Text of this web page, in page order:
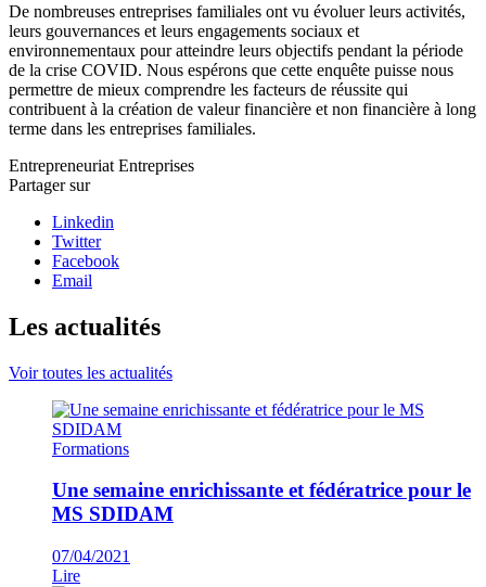
De nombreuses entreprises familiales ont vu évoluer leurs activités,
leurs gouvernances et leurs engagements sociaux et
environnementaux pour atteindre leurs objectifs pendant la période
de la crise COVID. Nous espérons que cette enquête puisse nous
permettre de mieux comprendre les facteurs de réussite qui
contribuent à la création de valeur financière et non financière à long
terme dans les entreprises familiales.
Entrepreneuriat Entreprises
Partager sur
Linkedin
Twitter
Facebook
Email
Les actualités
Voir toutes les actualités
Formations
Une semaine enrichissante et fédératrice pour le
MS SDIDAM
07/04/2021
Lire